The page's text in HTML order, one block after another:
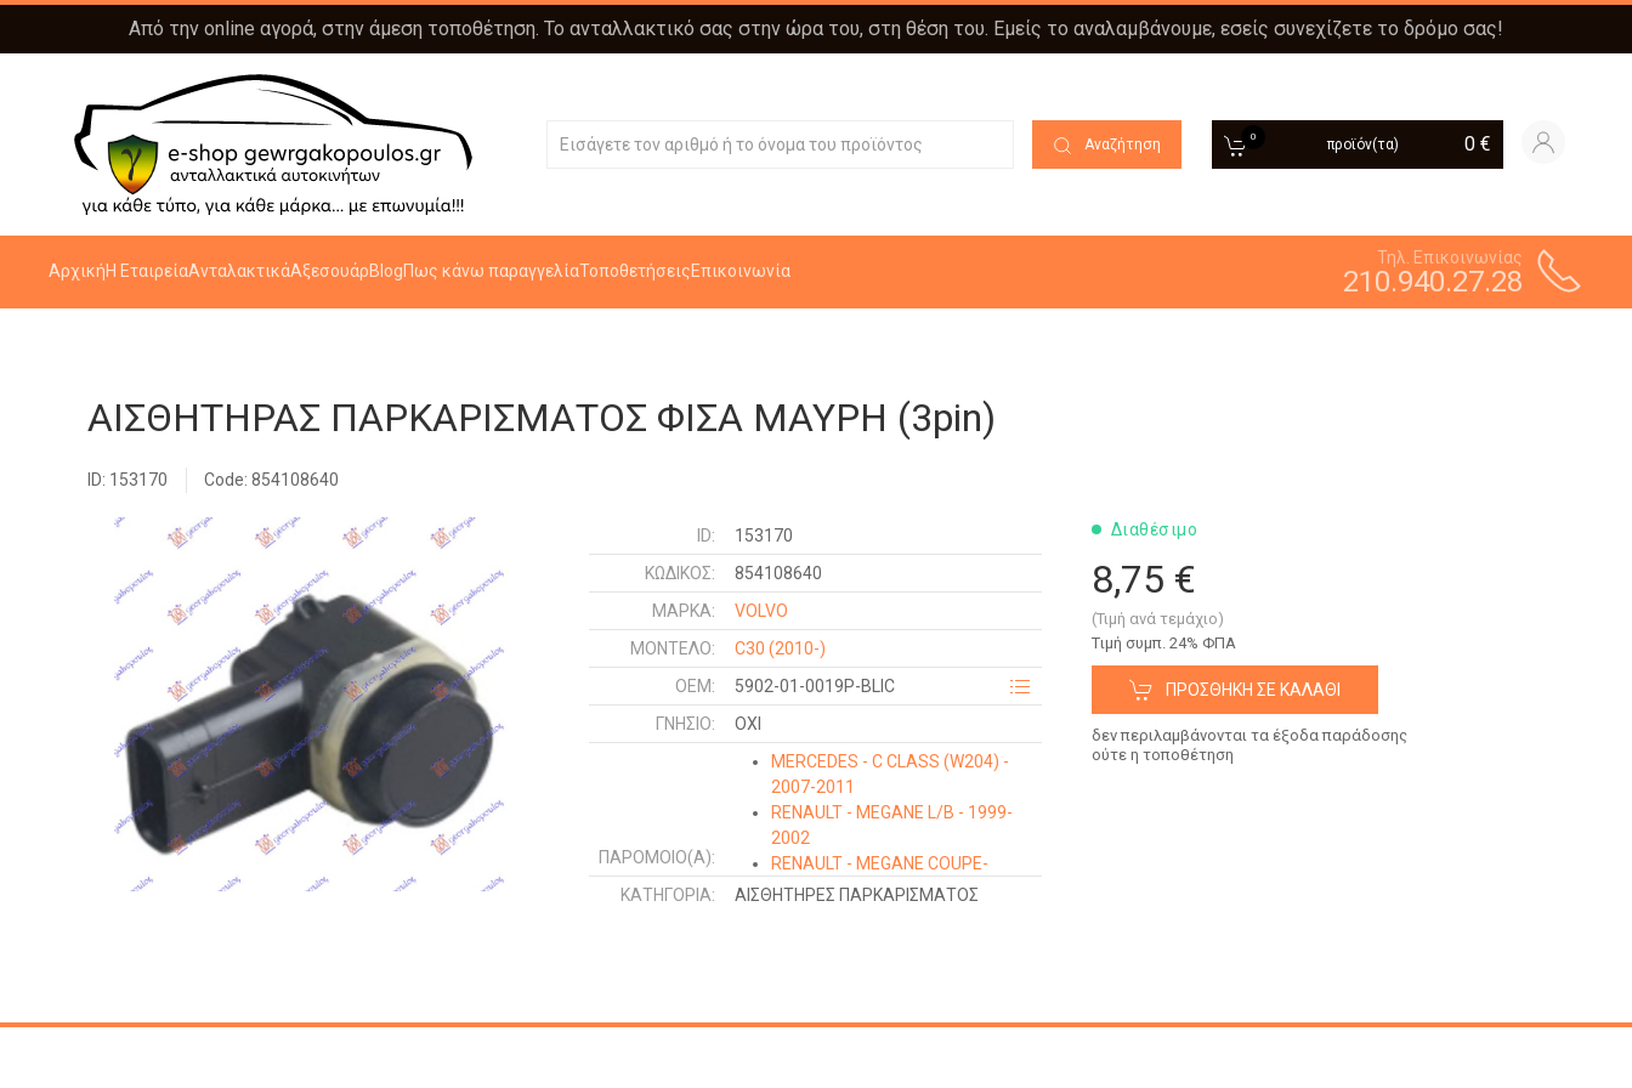
Από την online αγορά, στην άμεση τοποθέτηση. Το ανταλλακτικό σας στην ώρα του, στη θέση του. Εμείς το αναλαμβάνουμε, εσείς συνεχίζετε το δρόμο σας!
Αναζήτηση 0 προϊόν(τα) 0 €
ΑρχικήΗ ΕταιρείαΑνταλακτικάΑξεσουάρBlogΠως κάνω παραγγελίαΤοποθετήσειςΕπικοινωνία
Τηλ. Επικοινωνίας
210.940.27.28
ΑΙΣΘΗΤΗΡΑΣ ΠΑΡΚΑΡΙΣΜΑΤΟΣ ΦΙΣΑ ΜΑΥΡΗ (3pin)
ID: 153170 Code: 854108640
ID:
153170
ΚΩΔΙΚΌΣ:
854108640
ΜΑΡΚΑ:
VOLVO
ΜΟΝΤΕΛΟ:
C30 (2010-)
OEM:
5902-01-0019P-BLIC
ΓΝΉΣΙΟ:
ΟΧΙ
ΠΑΡΌΜΟΙΟ(Α):
MERCEDES - C CLASS (W204) -
2007-2011
RENAULT - MEGANE L/B - 1999-
2002
RENAULT - MEGANE COUPE-
CABRIO - 1999-2002
ΚΑΤΗΓΟΡΊΑ: ΑΙΣΘΗΤΗΡΕΣ ΠΑΡΚΑΡΙΣΜΑΤΟΣ
Διαθέσιμο
8,75 €
(Τιμή ανά τεμάχιο)
Tιμή συμπ. 24% ΦΠΑ
ΠΡΟΣΘΉΚΗ ΣΕ ΚΑΛΆΘΙ
δεν περιλαμβάνονται τα έξοδα παράδοσης
ούτε η τοποθέτηση